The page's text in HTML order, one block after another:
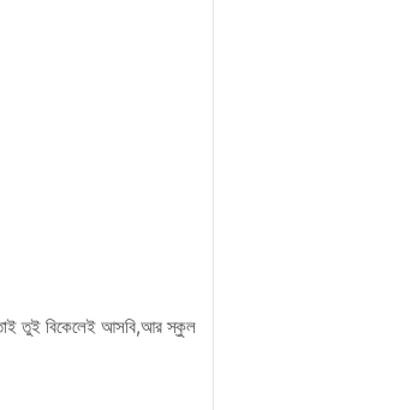
তুই বিকেলেই আসবি,আর স্কুল